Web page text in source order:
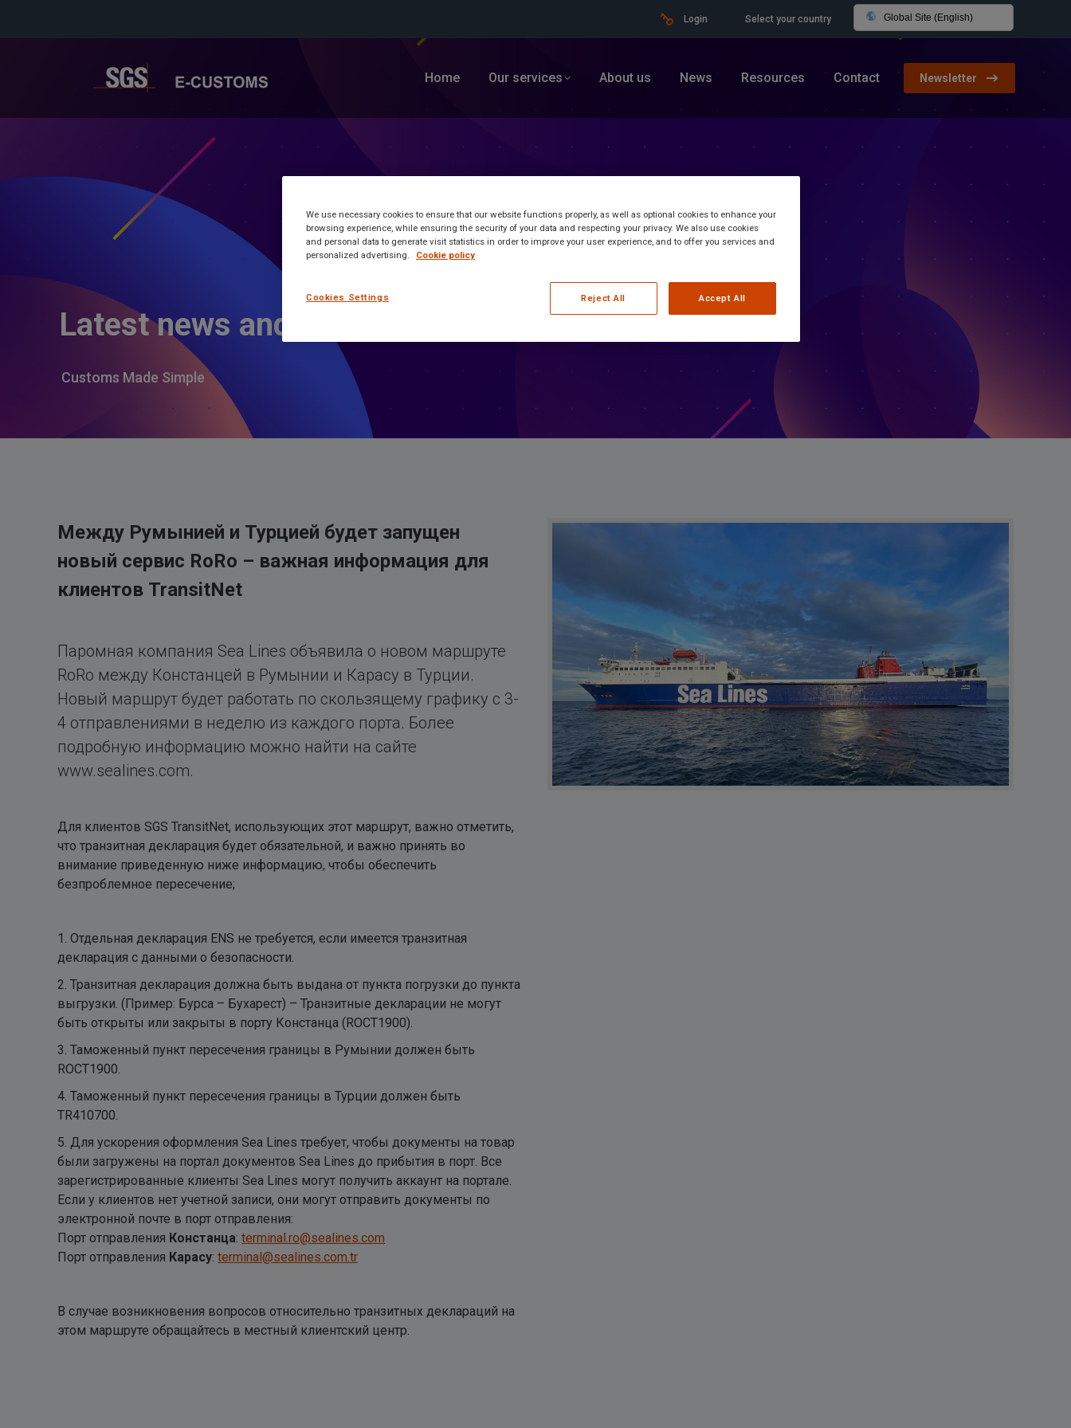
Login Select your country Global Site (English)
Home Our services About us News Resources Contact Newsletter
Customs Made Simple
Latest news and information
Между Румынией и Турцией будет запущен
новый сервис RoRo – важная информация для
клиентов TransitNet
Паромная компания Sea Lines объявила о новом маршруте
RoRo между Констанцей в Румынии и Карасу в Турции.
Новый маршрут будет работать по скользящему графику с 3-
4 отправлениями в неделю из каждого порта. Более
подробную информацию можно найти на сайте
www.sealines.com.
Для клиентов SGS TransitNet, использующих этот маршрут, важно отметить,
что транзитная декларация будет обязательной, и важно принять во
внимание приведенную ниже информацию, чтобы обеспечить
безпроблемное пересечение;
1. Отдельная декларация ENS не требуется, если имеется транзитная
декларация с данными о безопасности.
2. Транзитная декларация должна быть выдана от пункта погрузки до пункта
выгрузки. (Пример: Бурса – Бухарест) – Транзитные декларации не могут
быть открыты или закрыты в порту Констанца (ROCT1900).
3. Таможенный пункт пересечения границы в Румынии должен быть
ROCT1900.
4. Таможенный пункт пересечения границы в Турции должен быть
TR410700.
5. Для ускорения оформления Sea Lines требует, чтобы документы на товар
были загружены на портал документов Sea Lines до прибытия в порт. Все
зарегистрированные клиенты Sea Lines могут получить аккаунт на портале.
Если у клиентов нет учетной записи, они могут отправить документы по
электронной почте в порт отправления:
Порт отправления Констанца: terminal.ro@sealines.com
Порт отправления Карасу: terminal@sealines.com.tr
В случае возникновения вопросов относительно транзитных деклараций на
этом маршруте обращайтесь в местный клиентский центр.
We use necessary cookies to ensure that our website functions properly, as well as optional cookies to enhance your
browsing experience, while ensuring the security of your data and respecting your privacy. We also use cookies
and personal data to generate visit statistics in order to improve your user experience, and to offer you services and
personalized advertising.
Cookie policy
Cookies Settings Reject All Accept All